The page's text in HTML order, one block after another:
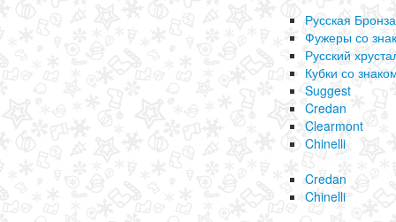
Русская Бронза
Фужеры со
Русский
Кубки со
Suggest
Credan
Clearmont
Chinelli
Credan
Chinelli